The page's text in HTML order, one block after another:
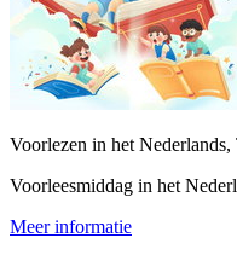
Voorlezen in het
Voorleesmiddag in het
Meer informatie